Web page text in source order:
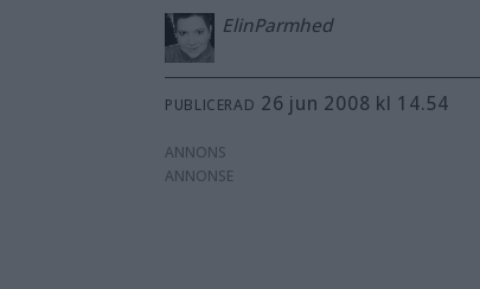
ElinParmhed
PUBLICERAD 26 jun 2008 kl 14.54
ANNONS